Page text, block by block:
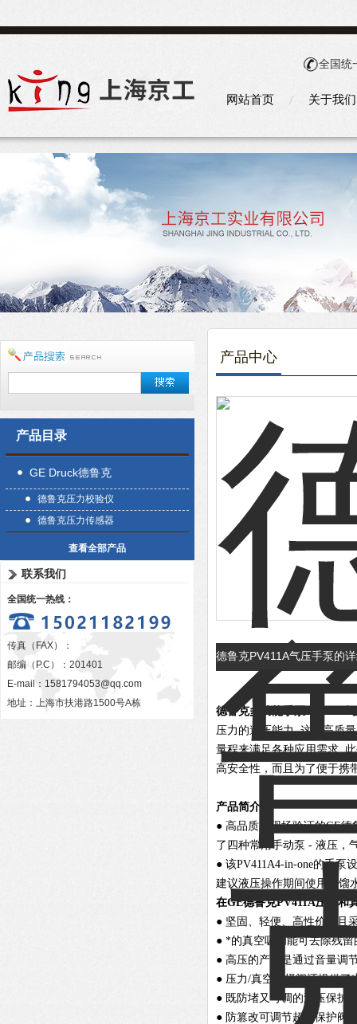
全国统
网站首页 关于我们
产品目录
GE Druck德鲁克
德鲁克压力校验仪
德鲁克压力传感器
查看全部产品
联系我们
全国统一热线：
传真（FAX）：
邮编（P.C）：201401
E-mail： 1581794053@qq.com
地址：上海市扶港路1500号A栋
产品中心
德鲁克PV411A气压手泵的
德鲁克多功能手泵
压力的造压能力. 这些高质
量程来满足各种应用需求.
高安全性，而且为了便于携
产品简介：
● 高品质和现场验证的GE
了四种常用手动泵 - 液压，
● 该PV411A4-in-one的手泵
建议液压操作期间使用蒸馏
在GE德鲁克PV411A压力和
● 坚固、轻便、高性价比且
● *的真空吸功能可去除残
● 高压的产生是通过音量调
● 压力/真空选择阀还提供了
● 既防堵又可调的过压保护
● 防篡改可调节超压保护阀